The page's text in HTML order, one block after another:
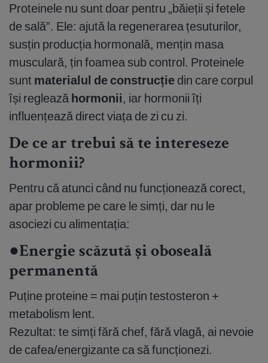
Proteinele nu sunt doar pentru „băieții și fetele
de sală”. Ele: ajută la regenerarea țesuturilor,
susțin producția hormonală, mențin masa
musculară, țin foamea sub control. Proteinele
sunt materialul de construcție din care corpul
își reglează hormonii, iar hormonii îți
influențează direct viața de zi cu zi.
De ce ar trebui să te intereseze
hormonii?
Pentru că atunci când nu funcționează corect,
apar probleme pe care le simți, dar nu le
asociezi cu alimentația:
●Energie scăzută și oboseală
permanentă
Puține proteine = mai puțin testosteron +
metabolism lent.
Rezultat: te simți fără chef, fără vlagă, ai nevoie
de cafea/energizante ca să funcționezi.